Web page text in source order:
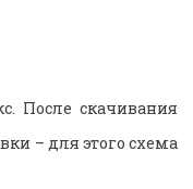
После скачивания
– для этого схема